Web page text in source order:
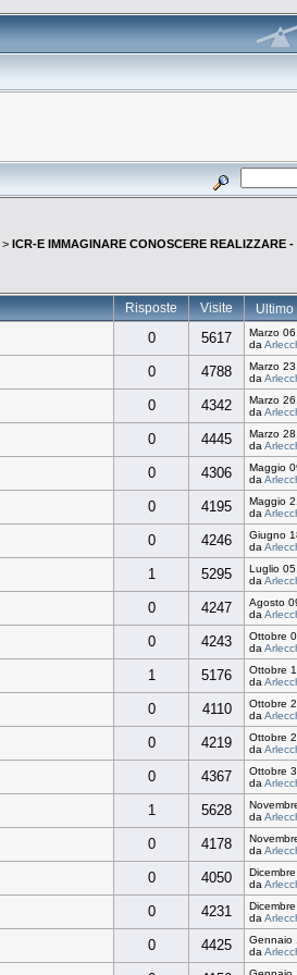
> ICR-E IMMAGINARE CONOSCERE
Risposte Visite
0 5617
Marzo
da
0 4788
Marzo
da
0 4342
Marzo
da
0 4445
Marzo
da
0 4306
Maggio
da
0 4195
Maggio
da
0 4246
Giugno
da
1 5295
Luglio
da
0 4247
Agosto
da
0 4243
Ottobre
da
1 5176
Ottobre
da
0 4110
Ottobre
da
0 4219
Ottobre
da
0 4367
Ottobre
da
1 5628
da
0 4178
da
0 4050
da
0 4231
da
0 4425
Gennaio
da